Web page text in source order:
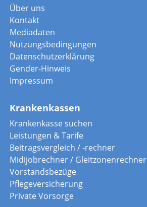
Über uns
Kontakt
Mediadaten
Nutzungsbedingungen
Datenschutzerklärung
Gender-Hinweis
Impressum
Krankenkassen
Krankenkasse suchen
Leistungen & Tarife
Beitragsvergleich / -rechner
Midijobrechner / Gleitzonenrechner
Vorstandsbezüge
Pflegeversicherung
Private Vorsorge